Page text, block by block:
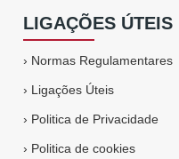
LIGAÇÕES ÚTEIS
› Normas Regulamentares
› Ligações Úteis
› Politica de Privacidade
› Politica de cookies